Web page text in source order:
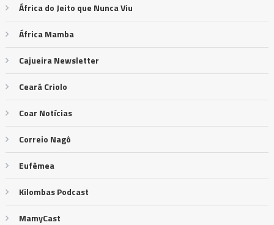
África do Jeito que Nunca Viu
África Mamba
Cajueira Newsletter
Ceará Criolo
Coar Notícias
Correio Nagô
Eufêmea
Kilombas Podcast
MamyCast